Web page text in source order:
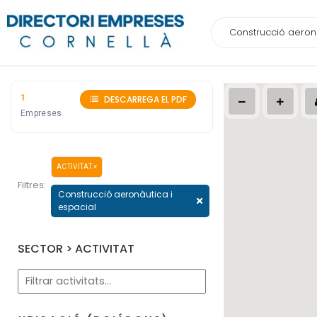
1
Empreses
DESCARREGA EL PDF
Filtres:
ACTIVITAT×
Construcció aeronàutica i
espacial
SECTOR > ACTIVITAT